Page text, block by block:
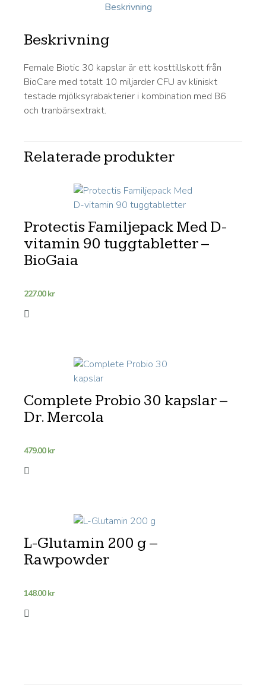
Beskrivning
Beskrivning
Female Biotic 30 kapslar är ett kosttillskott från
BioCare med totalt 10 miljarder CFU av kliniskt
testade mjölksyrabakterier i kombination med B6
och tranbärsextrakt.
Relaterade produkter
Protectis Familjepack Med D-
vitamin 90 tuggtabletter –
BioGaia
227.00kr
Complete Probio 30 kapslar –
Dr. Mercola
479.00kr
L-Glutamin 200 g –
Rawpowder
148.00kr